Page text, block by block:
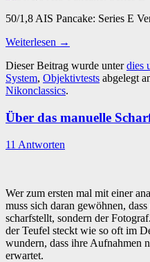
50/1,8 AIS Pancake: Series E
Weiterlesen →
Dieser Beitrag wurde unterdies
System, Objektivtests abgelegt
Nikonclassics.
Über das manuelle
11 Antworten
Wer zum ersten mal mit einer
muss sich daran gewöhnen,
scharfstellt, sondern der
der Teufel steckt wie so oft im
wundern, dass ihre Aufnahmen
erwartet.